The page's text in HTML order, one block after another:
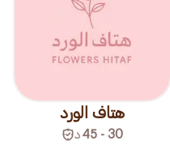
هتاف الورد
30 - 45 د